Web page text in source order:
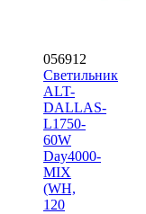
056912
Светильник
ALT-
DALLAS-
L1750-
60W
Day4000-
MIX
(WH,
120